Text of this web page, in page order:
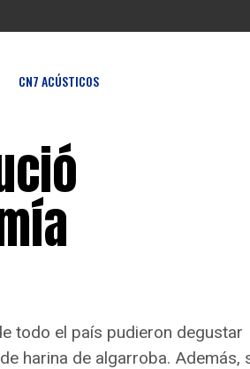
CN7 ACÚSTICOS
todo el país pudieron degustar
harina de algarroba. Además,